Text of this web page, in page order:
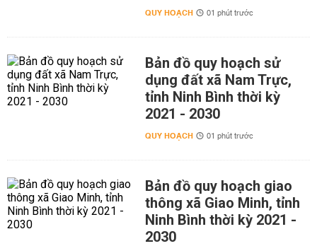
QUY HOẠCH 01 phút trước
Bản đồ quy hoạch sử
dụng đất xã Nam Trực,
tỉnh Ninh Bình thời kỳ
2021 - 2030
QUY HOẠCH 01 phút trước
Bản đồ quy hoạch giao
thông xã Giao Minh, tỉnh
Ninh Bình thời kỳ 2021 -
2030